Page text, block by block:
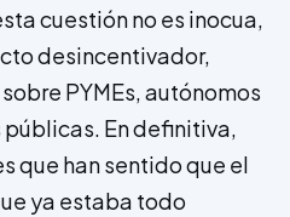
cuestión no es inocua,
desincentivador,
PYMEs, autónomos
En definitiva,
que han sentido que el
ya estaba todo